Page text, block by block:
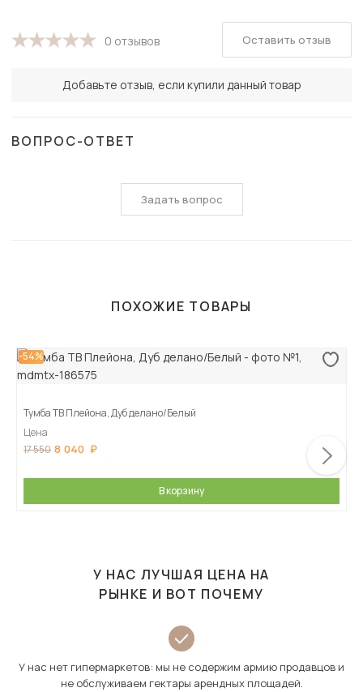
0 отзывов
Добавьте отзыв, если купили данный товар
Оставить отзыв
ВОПРОС-ОТВЕТ
Задать вопрос
ПОХОЖИЕ ТОВАРЫ
-54%
Тумба ТВ Плейона, Дуб делано/Белый
Цена
17 550 8 040
В корзину
У НАС ЛУЧШАЯ ЦЕНА НА
РЫНКЕ И ВОТ ПОЧЕМУ
У нас нет гипермаркетов: мы не содержим армию продавцов и
не обслуживаем гектары арендных площадей.